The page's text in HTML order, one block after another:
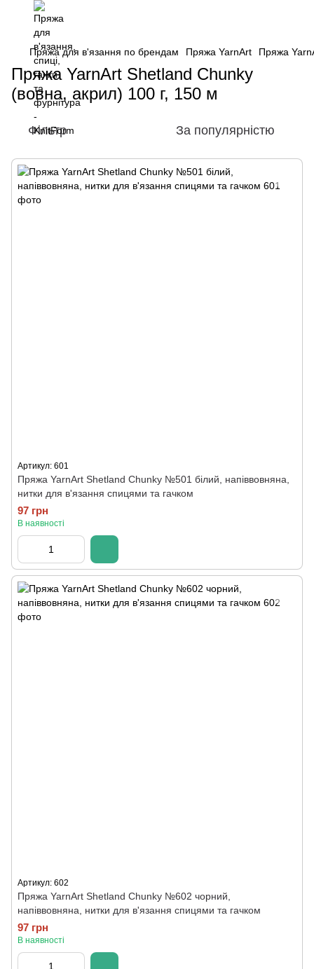
Пряжа для в'язання по брендам Пряжа YarnArt Пряжа
Пряжа YarnArt Shetland Chunky
(вовна, акрил) 100 г, 150 м
Фільтр За популярністю
Артикул: 601
Пряжа YarnArt Shetland Chunky №501 білий, напіввовняна,
нитки для в'язання спицями та гачком
97 грн
В наявності
Артикул: 602
Пряжа YarnArt Shetland Chunky №602 чорний,
напіввовняна, нитки для в'язання спицями та гачком
97 грн
В наявності